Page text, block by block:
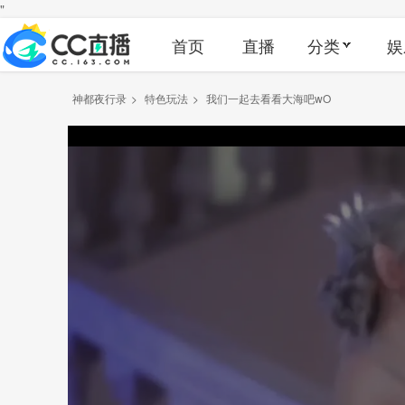
"
首页 直播 分类
神都夜行录 > 特色玩法 > 我们一起去看看大海吧wO